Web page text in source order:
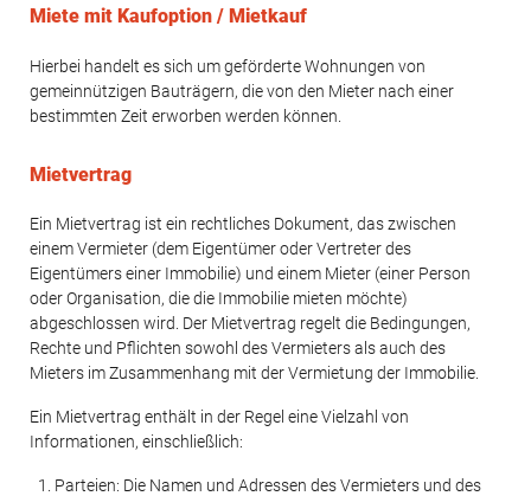
Miete mit Kaufoption / Mietkauf
Hierbei handelt es sich um geförderte Wohnungen von
gemeinnützigen Bauträgern, die von den Mieter nach einer
bestimmten Zeit erworben werden können.
Mietvertrag
Ein Mietvertrag ist ein rechtliches Dokument, das zwischen
einem Vermieter (dem Eigentümer oder Vertreter des
Eigentümers einer Immobilie) und einem Mieter (einer Person
oder Organisation, die die Immobilie mieten möchte)
abgeschlossen wird. Der Mietvertrag regelt die Bedingungen,
Rechte und Pflichten sowohl des Vermieters als auch des
Mieters im Zusammenhang mit der Vermietung der Immobilie.
Ein Mietvertrag enthält in der Regel eine Vielzahl von
Informationen, einschließlich:
Parteien: Die Namen und Adressen des Vermieters und des